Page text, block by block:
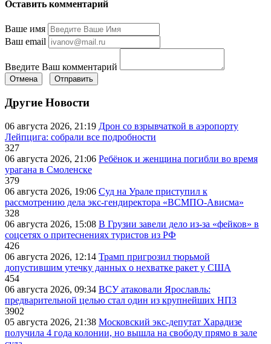
Оставить комментарий
Ваше имя
Ваш email
Введите Ваш комментарий
Отмена Отправить
Другие Новости
06 августа 2026, 21:19 Дрон со взрывчаткой в аэропорту
Лейпцига: собрали все подробности
327
06 августа 2026, 21:06 Ребёнок и женщина погибли во время
урагана в Смоленске
379
06 августа 2026, 19:06 Суд на Урале приступил к
рассмотрению дела экс-гендиректора «ВСМПО-Ависма»
328
06 августа 2026, 15:08 В Грузии завели дело из-за «фейков» в
соцсетях о притеснениях туристов из РФ
426
06 августа 2026, 12:14 Трамп пригрозил тюрьмой
допустившим утечку данных о нехватке ракет у США
454
06 августа 2026, 09:34 ВСУ атаковали Ярославль:
предварительной целью стал один из крупнейших НПЗ
3902
05 августа 2026, 21:38 Московский экс-депутат Харадизе
получила 4 года колонии, но вышла на свободу прямо в зале